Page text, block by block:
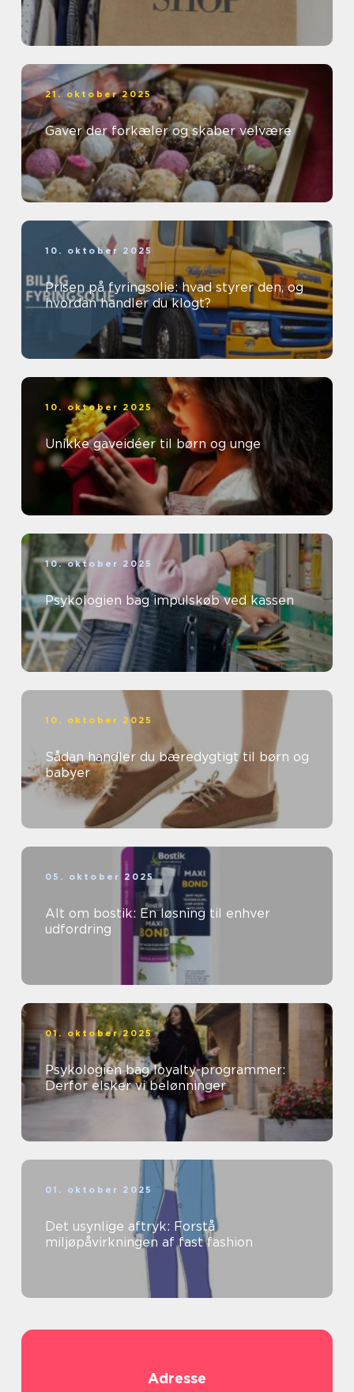
21. oktober 2025
Gaver der forkæler og skaber velvære
10. oktober 2025
Prisen på fyringsolie: hvad styrer den, og
hvordan handler du klogt?
10. oktober 2025
Unikke gaveidéer til børn og unge
10. oktober 2025
Psykologien bag impulskøb ved kassen
10. oktober 2025
Sådan handler du bæredygtigt til børn og
babyer
05. oktober 2025
Alt om bostik: En løsning til enhver
udfordring
01. oktober 2025
Psykologien bag loyalty-programmer:
Derfor elsker vi belønninger
01. oktober 2025
Det usynlige aftryk: Forstå
miljøpåvirkningen af fast fashion
Adresse